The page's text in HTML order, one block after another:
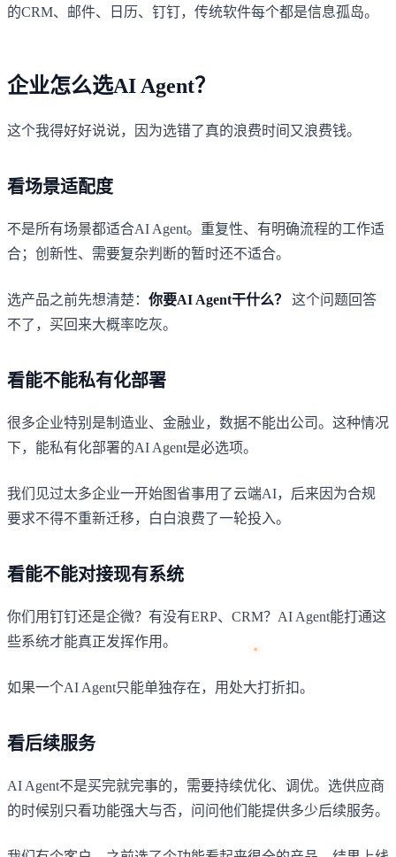
的CRM、邮件、日历、钉钉，传统软件每个都是信息孤岛。
企业怎么选AI Agent？
这个我得好好说说，因为选错了真的浪费时间又浪费钱。
看场景适配度
不是所有场景都适合AI Agent。重复性、有明确流程的工作适
合；创新性、需要复杂判断的暂时还不适合。
选产品之前先想清楚： 你要AI Agent干什么？
这个问题回答
不了，买回来大概率吃灰。
看能不能私有化部署
很多企业特别是制造业、金融业，数据不能出公司。这种情况
下，能私有化部署的AI Agent是必选项。
我们见过太多企业一开始图省事用了云端AI，后来因为合规
要求不得不重新迁移，白白浪费了一轮投入。
看能不能对接现有系统
你们用钉钉还是企微？有没有ERP、CRM？AI Agent能打通这
些系统才能真正发挥作用。
如果一个AI Agent只能单独存在，用处大打折扣。
看后续服务
AI Agent不是买完就完事的，需要持续优化、调优。选供应商
的时候别只看功能强大与否，问问他们能提供多少后续服务。